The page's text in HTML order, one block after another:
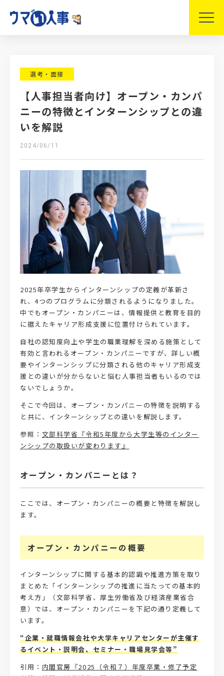
選考・面接
【人事担当者向け】オープン・カンパ
ニーの特徴とインターンシップとの違
いを解説
2024/06/11
2025年卒学生からインターンシップの定義が革新さ
れ、4つのプログラムに分類されるようになりました。
中でもオープン・カンパニーは、情報提供と教育を目的
に据えたキャリア形成支援に位置付けられています。
自社の認知度向上や学生の職業理解を深める施策として
有効と言われるオープン・カンパニーですが、詳しい概
要やインターンシップに分類される他のキャリア形成支
援との違いが分からないと悩む人事担当者もいるのでは
ないでしょうか。
そこで今回は、オープン・カンパニーの特徴を説明する
と共に、インターンシップとの違いを解説します。
参照： 文部科学省『令和5年度から大学生等のインター
ンシップの取扱いが変わります』
オープン・カンパニーとは？
ここでは、オープン・カンパニーの概要と特徴を解説し
ます。
オープン・カンパニーの概要
インターンシップに関する基本的認識や推進方策を取り
まとめた「インターンシップの推進に当たっての基本的
考え方」（文部科学省、厚生労働省及び経済産業省合
意）では、オープン・カンパニーを下記の通り定義して
います。
“企業・就職情報会社や大学キャリアセンターが主催す
るイベント・説明会、セミナー・職場見学会等”
引用： 内閣官房『2025（令和７）年度卒業・修了予定